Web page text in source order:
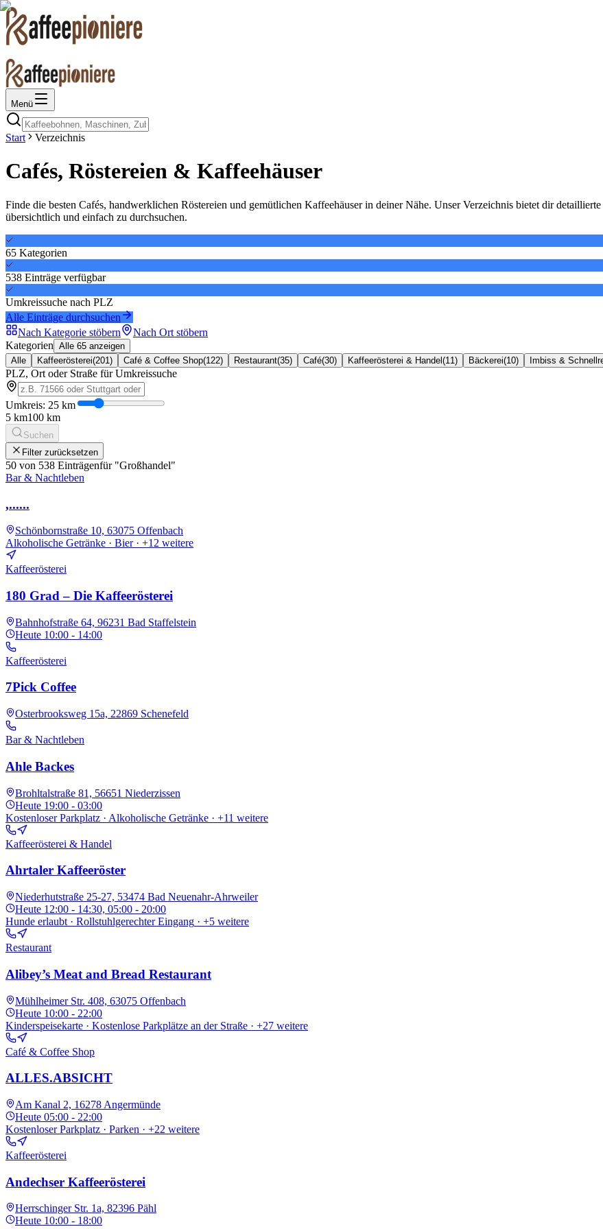
Menü
Start Verzeichnis
Cafés, Röstereien & Kaffeehäuser
Finde die besten Cafés, handwerklichen Röstereien und gemütlichen Kaffeehäuser in deiner Nähe. Unser Verzeichnis bietet dir
übersichtlich und einfach zu durchsuchen.
65 Kategorien
538 Einträge verfügbar
Umkreissuche nach PLZ
Alle Einträge durchsuchen
Nach Kategorie stöbern
Nach Ort stöbern
Kategorien Alle 65 anzeigen
Alle
Kaffeerösterei(201 ) Café & Coffee Shop(122) Restaurant(35) Café(30) Kaffeerösterei & Handel (11 ) Bäckerei(10) Imbiss &
PLZ, Ort oder Straße für Umkreissuche
Umkreis: 25 km
5 km100 km
Suchen
Filter zurücksetzen
50 von 538 Einträgenfür "Großhandel"
Bar & Nachtleben
,......
Schönbornstraße 10, 63075 Offenbach
Alkoholische Getränke · Bier· +12 weitere
Kaffeerösterei
180 Grad – Die Kaffeerösterei
Bahnhofstraße 64, 96231 Bad Staffelstein
Heute 10:00 - 14:00
Kaffeerösterei
7Pick Coffee
Osterbrooksweg 15a, 22869 Schenefeld
Bar & Nachtleben
Ahle Backes
Brohltalstraße 81, 56651 Niederzissen
Heute 19:00 - 03:00
Kostenloser Parkplatz · Alkoholische Getränke · +11 weitere
Kaffeerösterei & Handel
Ahrtaler Kaffeeröster
Niederhutstraße 25-27, 53474 Bad Neuenahr-Ahrweiler
Heute 12:00 - 14:30, 05:00 - 20:00
Hunde erlaubt · Rollstuhlgerechter Eingang · +5 weitere
Restaurant
Alibey’s Meat and Bread Restaurant
Mühlheimer Str. 408, 63075 Offenbach
Heute 10:00 - 22:00
Kinderspeisekarte · Kostenlose Parkplätze an der Straße · +27 weitere
Café & Coffee Shop
ALLES.ABSICHT
Am Kanal 2, 16278 Angermünde
Heute 05:00 - 22:00
Kostenloser Parkplatz · Parken · +22 weitere
Kaffeerösterei
Andechser Kaffeerösterei
Herrschinger Str. 1a, 82396 Pähl
Heute 10:00 - 18:00